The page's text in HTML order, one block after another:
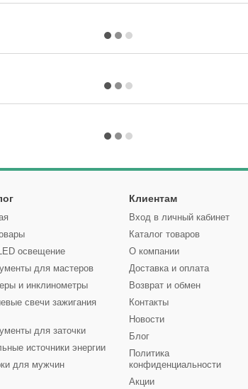
освещение
для мастеров
и инклинометры
свечи зажигания
для заточки
источники энергии
для мужчин
Клиентам
Вход в личный кабинет
Каталог товаров
О компании
Доставка и оплата
Возврат и обмен
Контакты
Новости
Блог
Политика
конфиденциальности
Акции